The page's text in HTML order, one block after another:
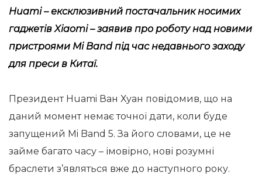
Huami – ексклюзивний постачальник носимих
гаджетів Xiaomi – заявив про роботу над новими
пристроями Mi Band під час недавнього заходу
для преси в Китаї.
Президент Huami Ван Хуан повідомив, що на
даний момент немає точної дати, коли буде
запущений Mi Band 5. За його словами, це не
займе багато часу – імовірно, нові розумні
браслети з’являться вже до наступного року.